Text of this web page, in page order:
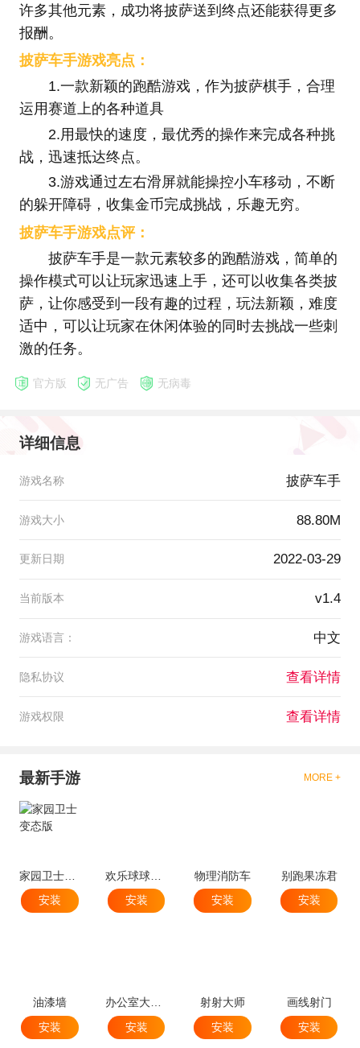
许多其他元素，成功将披萨送到终点还能获得更多
报酬。
披萨车手游戏亮点：
1.一款新颖的跑酷游戏，作为披萨棋手，合理
运用赛道上的各种道具
2.用最快的速度，最优秀的操作来完成各种挑
战，迅速抵达终点。
3.游戏通过左右滑屏就能操控小车移动，不断
的躲开障碍，收集金币完成挑战，乐趣无穷。
披萨车手游戏点评：
披萨车手是一款元素较多的跑酷游戏，简单的
操作模式可以让玩家迅速上手，还可以收集各类披
萨，让你感受到一段有趣的过程，玩法新颖，难度
适中，可以让玩家在休闲体验的同时去挑战一些刺
激的任务。
官方版 无广告 无病毒
详细信息
游戏名称 披萨车手
游戏大小 88.80M
更新日期 2022-03-29
当前版本 v1.4
游戏语言： 中文
隐私协议 查看详情
游戏权限 查看详情
最新手游 MORE +
家园卫士变态版
安装
安装
物理消防车
安装
别跑果冻君
安装
油漆墙
安装
安装
射射大师
安装
画线射门
安装